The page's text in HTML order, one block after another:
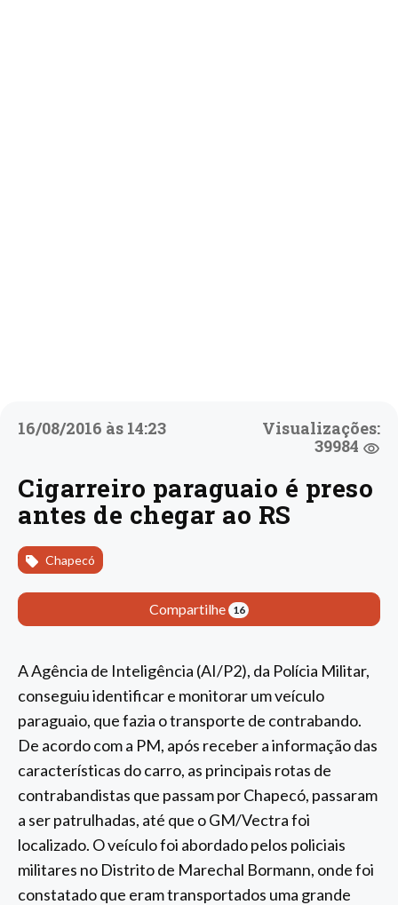
16/08/2016 às 14:23
Visualizações:
39984
Cigarreiro paraguaio é preso
antes de chegar ao RS
Chapecó
Compartilhe 16
A Agência de Inteligência (AI/P2), da Polícia Militar,
conseguiu identificar e monitorar um veículo
paraguaio, que fazia o transporte de contrabando.
De acordo com a PM, após receber a informação das
características do carro, as principais rotas de
contrabandistas que passam por Chapecó, passaram
a ser patrulhadas, até que o GM/Vectra foi
localizado. O veículo foi abordado pelos policiais
militares no Distrito de Marechal Bormann, onde foi
constatado que eram transportados uma grande